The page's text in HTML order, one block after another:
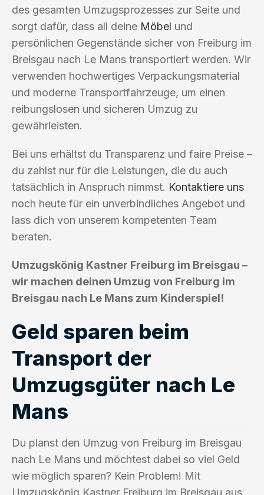
des gesamten Umzugsprozesses zur Seite und
sorgt dafür, dass all deine Möbel und
persönlichen Gegenstände sicher von Freiburg im
Breisgau nach Le Mans transportiert werden. Wir
verwenden hochwertiges Verpackungsmaterial
und moderne Transportfahrzeuge, um einen
reibungslosen und sicheren Umzug zu
gewährleisten.
Bei uns erhältst du Transparenz und faire Preise –
du zahlst nur für die Leistungen, die du auch
tatsächlich in Anspruch nimmst. Kontaktiere uns
noch heute für ein unverbindliches Angebot und
lass dich von unserem kompetenten Team
beraten.
Umzugskönig Kastner Freiburg im Breisgau –
wir machen deinen Umzug von Freiburg im
Breisgau nach Le Mans zum Kinderspiel!
Geld sparen beim
Transport der
Umzugsgüter nach Le
Mans
Du planst den Umzug von Freiburg im Breisgau
nach Le Mans und möchtest dabei so viel Geld
wie möglich sparen? Kein Problem! Mit
Umzugskönig Kastner Freiburg im Breisgau aus